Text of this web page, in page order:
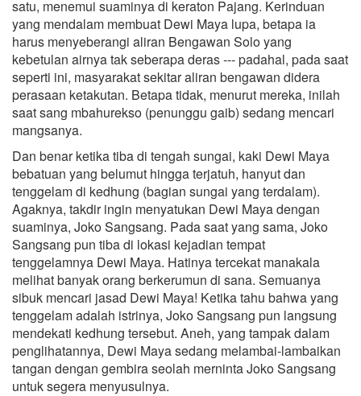
satu, menemui suaminya di keraton Pajang. Kerinduan
yang mendalam membuat Dewi Maya lupa, betapa ia
harus menyeberangi aliran Bengawan Solo yang
kebetulan airnya tak seberapa deras --- padahal, pada saat
seperti ini, masyarakat sekitar aliran bengawan didera
perasaan ketakutan. Betapa tidak, menurut mereka, inilah
saat sang mbahurekso (penunggu gaib) sedang mencari
mangsanya.
Dan benar ketika tiba di tengah sungai, kaki Dewi Maya
bebatuan yang belumut hingga terjatuh, hanyut dan
tenggelam di kedhung (bagian sungai yang terdalam).
Agaknya, takdir ingin menyatukan Dewi Maya dengan
suaminya, Joko Sangsang. Pada saat yang sama, Joko
Sangsang pun tiba di lokasi kejadian tempat
tenggelamnya Dewi Maya. Hatinya tercekat manakala
melihat banyak orang berkerumun di sana. Semuanya
sibuk mencari jasad Dewi Maya! Ketika tahu bahwa yang
tenggelam adalah istrinya, Joko Sangsang pun langsung
mendekati kedhung tersebut. Aneh, yang tampak dalam
penglihatannya, Dewi Maya sedang melambai-lambaikan
tangan dengan gembira seolah merninta Joko Sangsang
untuk segera menyusulnya.